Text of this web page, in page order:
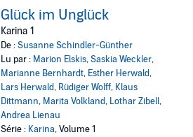
Glück im Unglück
Karina 1
De :Susanne Schindler-Günther
Lu par : Marion Elskis,Saskia Weckler,
Marianne Bernhardt, Esther Herwald,
Lars Herwald, Rüdiger Wolff, Klaus
Dittmann, Marita Volkland, Lothar Zibell,
Andrea Lienau
Série : Karina, Volume 1